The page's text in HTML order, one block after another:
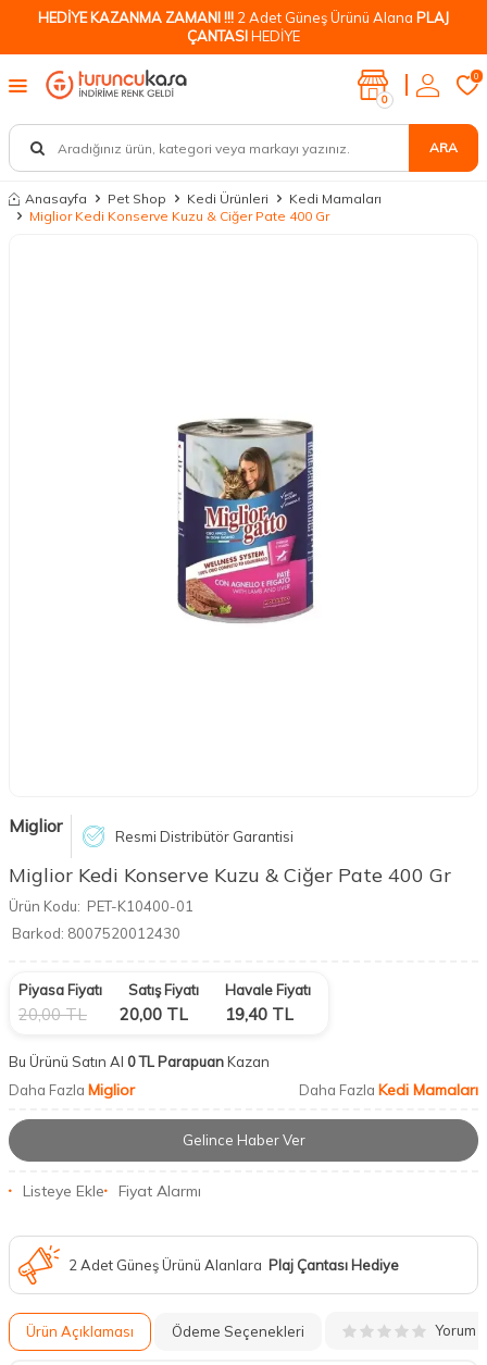
HEDİYE KAZANMA ZAMANI !!! 2 Adet Güneş Ürünü Alana PLAJ
ÇANTASIHEDİYE
ARA
0
0
Anasayfa Pet Shop Kedi Ürünleri
Kedi Mamaları
Miglior Kedi Konserve Kuzu & Ciğer Pate 400 Gr
Miglior Resmi Distribütör Garantisi
Miglior Kedi Konserve Kuzu & Ciğer Pate 400 Gr
Ürün Kodu: PET-K10400-01
Barkod: 8007520012430
Piyasa Fiyatı
20,00TL
Satış Fiyatı
20,00 TL
Havale Fiyatı
19,40 TL
Bu Ürünü Satın Al 0 TL ParapuanKazan
Daha Fazla Miglior Daha Fazla Kedi Mamaları
Gelince Haber Ver
Listeye Ekle Fiyat Alarmı
2 Adet Güneş Ürünü Alanlara Plaj Çantası Hediye
Ürün Açıklaması Ödeme Seçenekleri Yorum